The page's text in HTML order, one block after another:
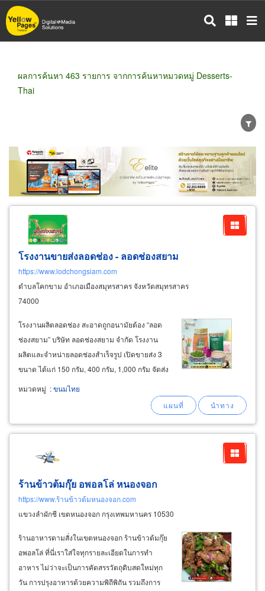
ข้าม
ไป
ผลการค้นหา 463 รายการ จากการค้นหาหมวดหมู่ Desserts-
Thai
ขายส่ง ขายปลีก ผู้ผลิต
ตัวแทนจัดจำหน่าย
ผู้ส่งออก/นำเข้า
ธุรกิจบริการ
โรงงานขายส่งลอดช่อง - ลอดช่องสยาม
https://www.lodchongsiam.com
ตำบลโคกขาม อำเภอเมืองสมุทรสาคร จังหวัดสมุทรสาคร
74000
โรงงานผลิตลอดช่อง สะอาดถูกอนามัยต้อง “ลอด
ช่องสยาม” บริษัท ลอดช่องสยาม จำกัด โรงงาน
ผลิตและจำหน่ายลอดช่องสำเร็จรูป เปิดขายส่ง 3
ขนาด ได้แก่ 150 กรัม, 400 กรัม, 1,000 กรัม จัดส่ง
ได้ทุกจังหวัดทั่วประเทศ และมีประสบการณ์ส่งออก
ไปยังหลายประเทศ เหมาะสำหรับผู้ประกอบการ
ร้านอาหาร โรงแรม พ่อค้าแม่ค้าที่เปิดร้านในตลาด
หมวดหมู่ :ขนมไทย
ร้านข้าวต้มกุ๊ย อพอลโล่ หนองจอก
https://www.ร้านข้าวต้มหนองจอก.com
แขวงลำผักชี เขตหนองจอก กรุงเทพมหานคร 10530
ร้านอาหารตามสั่งในเขตหนองจอก ร้านข้าวต้มกุ๊ย
อพอลโล่ ที่นี่เราใส่ใจทุกรายละเอียดในการทำ
อาหาร ไม่ว่าจะเป็นการคัดสรรวัตถุดิบสดใหม่ทุก
วัน การปรุงอาหารด้วยความพิถีพิถัน รวมถึงการ